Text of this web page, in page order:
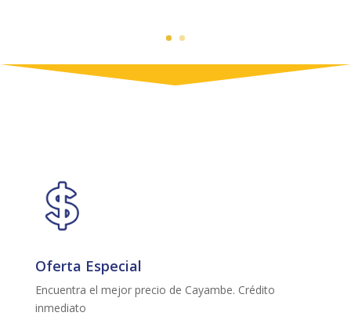
Oferta Especial
Encuentra el mejor precio de Cayambe. Crédito
inmediato